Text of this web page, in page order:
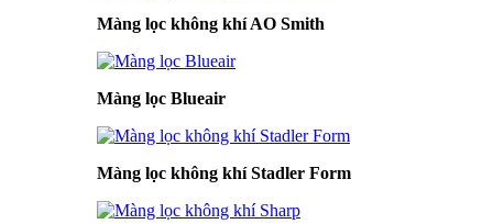
Màng lọc không khí AO Smith
Màng lọc Blueair
Màng lọc không khí Stadler Form